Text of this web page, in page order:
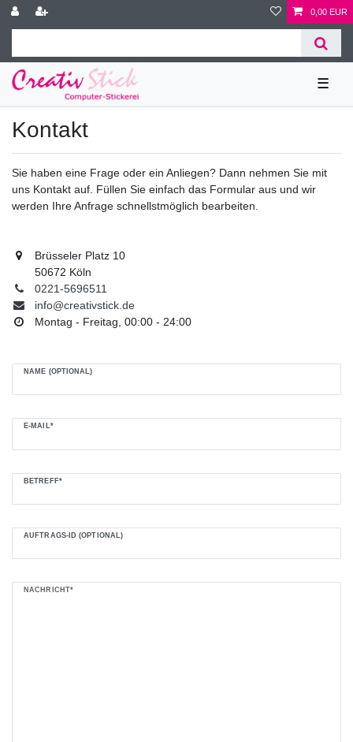
0,00 EUR
☰
Kontakt
Sie haben eine Frage oder ein Anliegen? Dann nehmen Sie mit
uns Kontakt auf. Füllen Sie einfach das Formular aus und wir
werden Ihre Anfrage schnellstmöglich bearbeiten.
Brüsseler Platz 10
50672 Köln
0221-5696511
info@creativstick.de
Montag - Freitag, 00:00 - 24:00
NAME (OPTIONAL)
E-MAIL*
BETREFF*
AUFTRAGS-ID (OPTIONAL)
NACHRICHT*